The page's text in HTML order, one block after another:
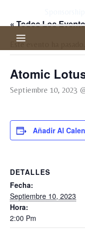
Contenido
« Todos Los
Este evento ha pasado.
Atomic
Septiembre 10, 2023
Añadir Al
DETALLES
Fecha:
Septiembre 10, 2023
Hora:
2:00 Pm